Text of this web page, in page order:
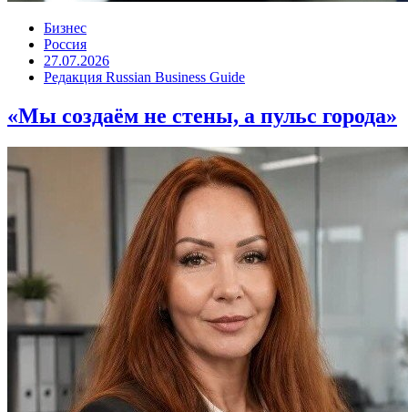
Бизнес
Россия
27.07.2026
Редакция Russian Business Guide
«Мы создаём не стены, а пульс города»